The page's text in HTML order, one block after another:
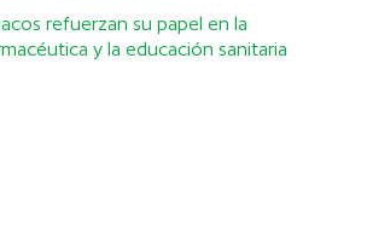
refuerzan su papel en la
y la educación sanitaria